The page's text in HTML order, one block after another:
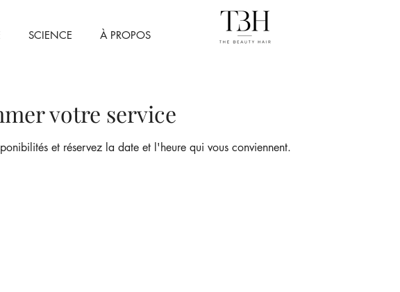
SCIENCE À PROPOS
votre service
et réservez la date et l'heure qui vous conviennent.